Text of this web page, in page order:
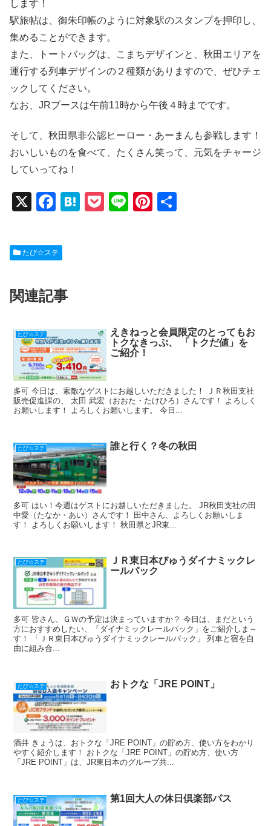
します！
駅旅帖は、御朱印帳のように対象駅のスタンプを押印し、
集めることができます。
また、トートバッグは、こまちデザインと、秋田エリアを
運行する列車デザインの２種類がありますので、ぜひチェ
ックしてください。
なお、JRブースは午前11時から午後４時までです。
そして、秋田県非公認ヒーロー・あーまんも参戦します！
おいしいものを食べて、たくさん笑って、元気をチャージ
していってね！
X
F
c
e
o
k
H
P
Li
Pi
たび☆ステ
関連記事
たび☆ステ
えきねっと会員限定のとってもお
トクなきっぷ、 「トクだ値」を
ご紹介！
多可 今日は、素敵なゲストにお越しいただきました！ ＪＲ秋田支社
販売促進課の、 太田 武宏（おおた・たけひろ）さんです！ よろしく
お願いします！ よろしくお願いします。 今日...
たび☆ステ 誰と行く？冬の秋田
多可 はい！今週はゲストにお越しいただきました。 JR秋田支社の田
中愛（たなか・あい）さんです！ 田中さん、よろしくお願いしま
す！ よろしくお願いします！ 秋田県とJR東...
たび☆ステ
ＪＲ東日本びゅうダイナミックレ
ールパック
多可 皆さん、ＧＷの予定は決まっていますか？ 今日は、まだという
方におすすめしたい、「ダイナミックレールパック」をご紹介しま～
す！ 「ＪＲ東日本びゅうダイナミックレールパック」 列車と宿を自
由に組み合...
たび☆ステ おトクな「JRE POINT」
酒井 きょうは、おトクな「JRE POINT」の貯め方、使い方をわかり
やすく紹介します！ おトクな「JRE POINT」の貯め方、使い方
「JRE POINT」は、JR東日本のグループ共...
たび☆ステ 第1回大人の休日倶楽部パス